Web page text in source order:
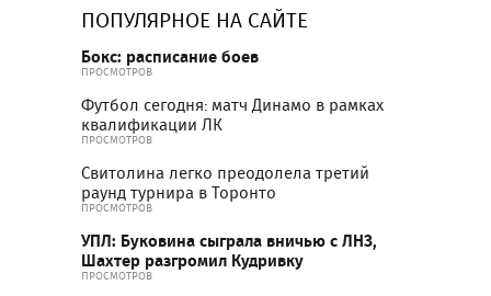
ПОПУЛЯРНОЕ НА САЙТЕ
Бокс: расписание боев
ПРОСМОТРОВ
Футбол сегодня: матч Динамо в рамках
квалификации ЛК
ПРОСМОТРОВ
Свитолина легко преодолела третий
раунд турнира в Торонто
ПРОСМОТРОВ
УПЛ: Буковина сыграла вничью с ЛНЗ,
Шахтер разгромил Кудривку
ПРОСМОТРОВ